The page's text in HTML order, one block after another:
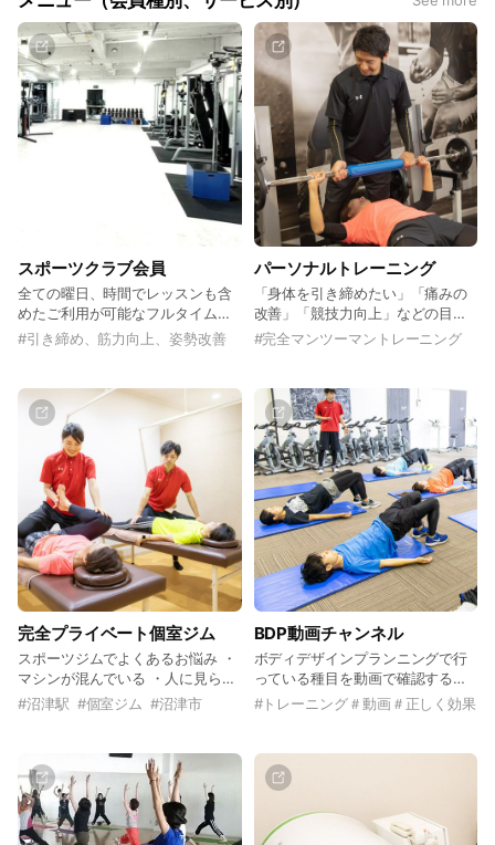
評価を元にしたメニュー作成で一人一人に必要な運動を提供致
します。
又、身体への情報を持っている集団だからこそ
身体の引き締めや姿勢改善などにも根拠を持ったメニューを提
目的に対して、より確実に、より効率よく、より正しい効果を
望まれる方にはパーソナルトレーニングがおススメです。トレ
ーナーがマンツーマンで目標に対して、その日の体調やご要望
をお聞きしながら、完全オリジナルプログラムで対応致しま
す。
スポーツクラブ会員
全ての曜日、時間でレッスンも含
めたご利用が可能なフルタイム会
員 ９，９００円（税別）～様々な
#引き締め、筋力向上、姿勢改善
パーソナルトレーニング
「身体を引き締めたい」「痛みの
改善」「競技力向上」などの目的
に対して、トレーナーとしての必
レーニングを行います。
#完全マンツーマントレーニング
完全プライベート個室ジム
スポーツジムでよくあるお悩み ・
マシンが混んでいる ・人に見られ
たくない ・使いたい時に器具を使
為、自分のペースで誰にも見られ
ることなくトレーニングが可能で
す！ 一度利用したらその使いやす
さを知って頂けます！
#沼津駅 #個室ジム #沼津市
BDP動画チャンネル
ボディデザインプランニングで行
っている種目を動画で確認するこ
とが出来ます。ジムだけでなくお
#トレーニング＃動画＃正しく効果